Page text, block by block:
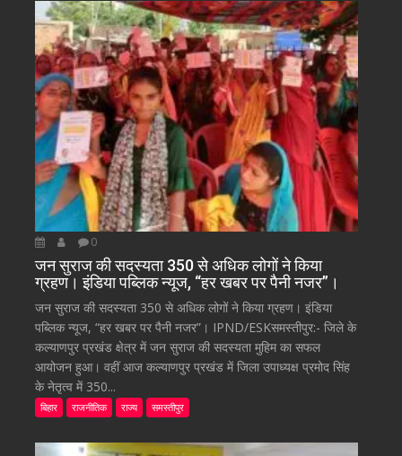
0
जन सुराज की सदस्यता 350 से अधिक लोगों ने किया
ग्रहण। इंडिया पब्लिक न्यूज, “हर खबर पर पैनी नजर”।
जन सुराज की सदस्यता 350 से अधिक लोगों ने किया ग्रहण। इंडिया
पब्लिक न्यूज, “हर खबर पर पैनी नजर”। IPND/ESKसमस्तीपुर:- जिले के
कल्याणपुर प्रखंड क्षेत्र में जन सुराज की सदस्यता मुहिम का सफल
आयोजन हुआ। वहीं आज कल्याणपुर प्रखंड में जिला उपाध्यक्ष प्रमोद सिंह
के नेतृत्व में 350...
बिहार राजनीतिक राज्य समस्तीपुर